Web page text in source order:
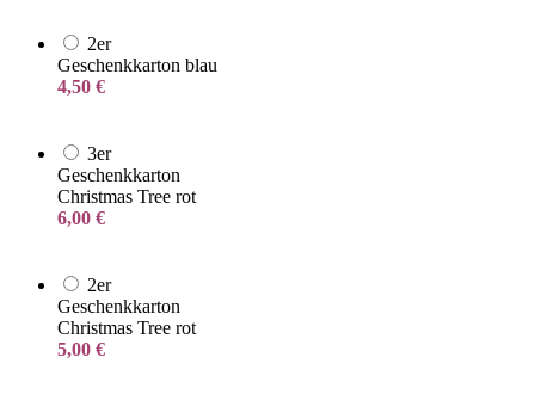
2er
Geschenkkarton blau
4,50 €
3er
Geschenkkarton
Christmas Tree rot
6,00 €
2er
Geschenkkarton
Christmas Tree rot
5,00 €